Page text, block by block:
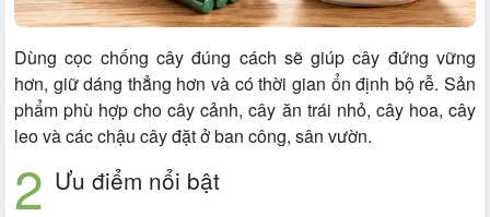
Dùng cọc chống cây đúng cách sẽ giúp cây đứng vững
hơn, giữ dáng thẳng hơn và có thời gian ổn định bộ rễ. Sản
phẩm phù hợp cho cây cảnh, cây ăn trái nhỏ, cây hoa, cây
leo và các chậu cây đặt ở ban công, sân vườn.
Ưu điểm nổi bật